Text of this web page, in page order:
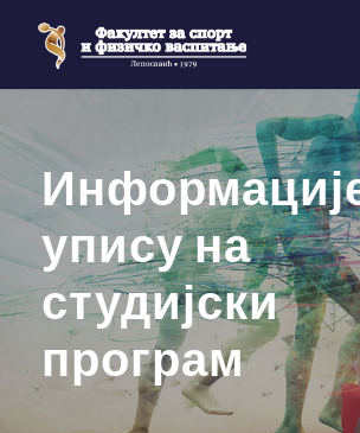
упису на
студијски
програм